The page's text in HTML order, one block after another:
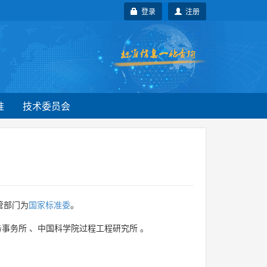
注册
登录
技术委员会
部门为国家标准委。
务所 、 中国科学院过程工程研究所 。